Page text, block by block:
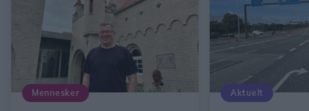
Mennesker Aktuelt